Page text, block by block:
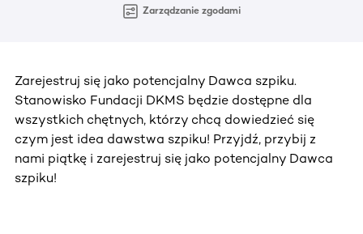
Zarządzanie zgodami
Zarejestruj się jako potencjalny Dawca szpiku.
Stanowisko Fundacji DKMS będzie dostępne dla
wszystkich chętnych, którzy chcą dowiedzieć się
czym jest idea dawstwa szpiku! Przyjdź, przybij z
nami piątkę i zarejestruj się jako potencjalny Dawca
szpiku!